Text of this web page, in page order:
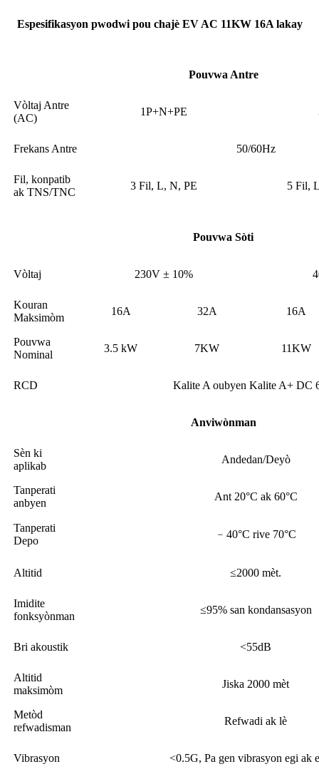
Espesifikasyon pwodwi pou chajè EV AC 11KW 16A lakay
Pouvwa Antre
Vòltaj Antre
(AC)
1P+N+PE
Frekans Antre 50/60Hz
Fil, konpatib
ak TNS/TNC
3 Fil, L, N, PE 5 Fil,
Pouvwa Sòti
Vòltaj 230V ± 10%
Kouran
Maksimòm
16A 32A 16A
Pouvwa
Nominal
3.5 kW 7KW 11KW
RCD Kalite A oubyen Kalite A+ DC
Anviwònman
Sèn ki
aplikab
Andedan/Deyò
Tanperati
anbyen
Ant 20°C ak 60°C
Tanperati
Depo
﹣40°C rive 70°C
Altitid ≤2000 mèt.
Imidite
fonksyònman
≤95% san kondansasyon
Bri akoustik <55dB
Altitid
maksimòm
Jiska 2000 mèt
Metòd
refwadisman
Refwadi ak lè
Vibrasyon <0.5G, Pa gen vibrasyon egi ak